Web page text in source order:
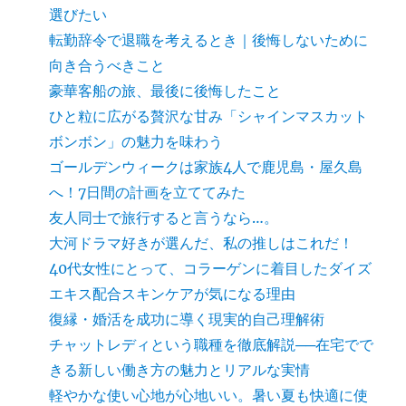
選びたい
転勤辞令で退職を考えるとき｜後悔しないために
向き合うべきこと
豪華客船の旅、最後に後悔したこと
ひと粒に広がる贅沢な甘み「シャインマスカット
ボンボン」の魅力を味わう
ゴールデンウィークは家族4人で鹿児島・屋久島
へ！7日間の計画を立ててみた
友人同士で旅行すると言うなら…。
大河ドラマ好きが選んだ、私の推しはこれだ！
40代女性にとって、コラーゲンに着目したダイズ
エキス配合スキンケアが気になる理由
復縁・婚活を成功に導く現実的自己理解術
チャットレディという職種を徹底解説──在宅でで
きる新しい働き方の魅力とリアルな実情
軽やかな使い心地が心地いい。暑い夏も快適に使